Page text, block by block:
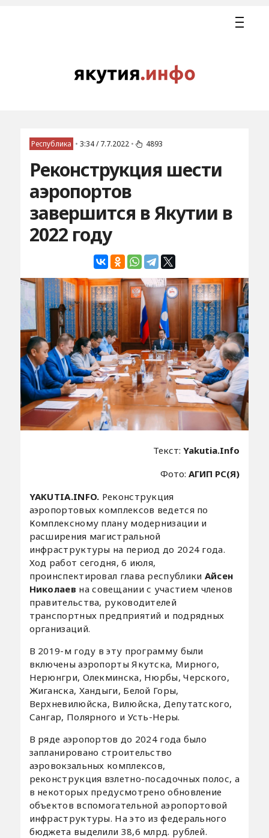
Республика • 3:34 / 7.7.2022 • 4893
Реконструкция шести
аэропортов
завершится в Якутии в
2022 году
Текст:Yakutia.Info
Фото:АГИП РС(Я)
YAKUTIA.INFO. Реконструкция
аэропортовых комплексов ведется по
Комплексному плану модернизации и
расширения магистральной
инфраструктуры на период до 2024 года.
Ход работ сегодня, 6 июля,
проинспектировал глава республики Айсен
Николаев на совещании с участием членов
правительства, руководителей
транспортных предприятий и подрядных
организаций.
В 2019-м году в эту программу были
включены аэропорты Якутска, Мирного,
Нерюнгри, Олекминска, Нюрбы, Черского,
Жиганска, Хандыги, Белой Горы,
Верхневилюйска, Вилюйска, Депутатского,
Сангар, Полярного и Усть-Неры.
В ряде аэропортов до 2024 года было
запланировано строительство
аэровокзальных комплексов,
реконструкция взлетно-посадочных полос, а
в некоторых предусмотрено обновление
объектов вспомогательной аэропортовой
инфраструктуры. На это из федерального
бюджета выделили 38,6 млрд. рублей.